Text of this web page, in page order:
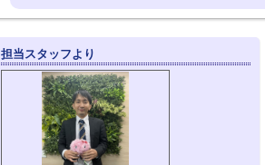
担当スタッフより